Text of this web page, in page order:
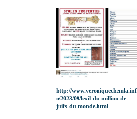
http://www.veroniquechemla.inf
o/2023/09/lexil-du-million-de-
juifs-du-monde.html